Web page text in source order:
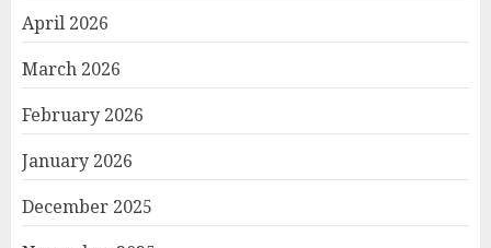
April 2026
March 2026
February 2026
January 2026
December 2025